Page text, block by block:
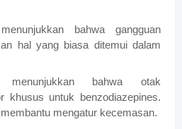
bahwa gangguan
hal yang biasa ditemui dalam
menunjukkan bahwa otak
khusus untuk benzodiazepines.
mengatur kecemasan.